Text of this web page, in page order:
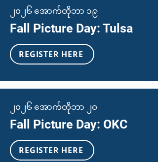
၂၀၂၆ အောက်တိုဘာ ၁၉
Fall Picture Day: Tulsa
REGISTER HERE
၂၀၂၆ အောက်တိုဘာ ၂၀
Fall Picture Day: OKC
REGISTER HERE